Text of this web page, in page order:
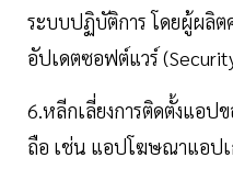
ระบบปฏิบัติการ โดยผู้ผลิ
อัปเดตซอฟต์แวร์
6.หลีกเลี่ยงการติดตั้งแอป
ถือ เช่น แอปโฆษณาแอปเ